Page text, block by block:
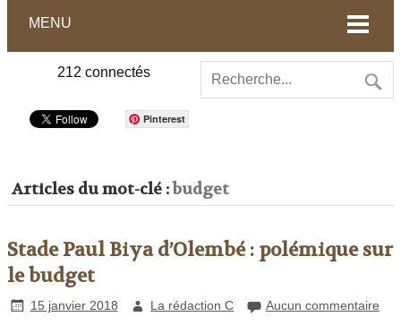
MENU
212 connectés
Pinterest
Articles du mot-clé :budget
Stade Paul Biya d’Olembé : polémique sur
le budget
15 janvier 2018 La rédaction C Aucun commentaire